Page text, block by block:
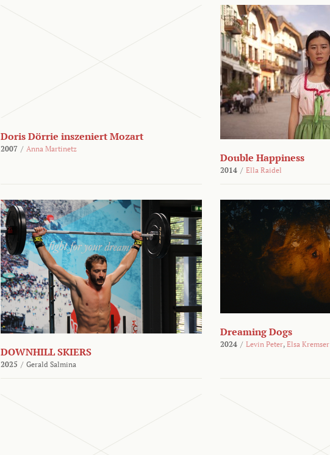
Doris Dörrie inszeniert Mozart
2007 / Anna Martinetz
Double Happiness
2014 / Ella Raidel
DOWNHILL SKIERS
2025 / Gerald Salmina
Dreaming Dogs
2024 / Levin Peter, Elsa Kremser